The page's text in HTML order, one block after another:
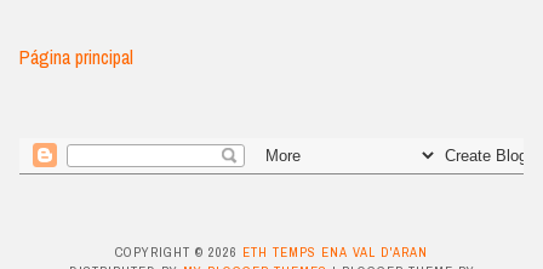
Página principal
COPYRIGHT © 2026 ETH TEMPS ENA VAL D'ARAN